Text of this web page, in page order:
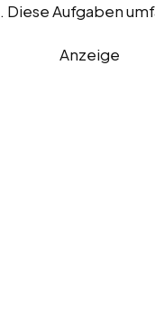
Aufgaben
Anzeige